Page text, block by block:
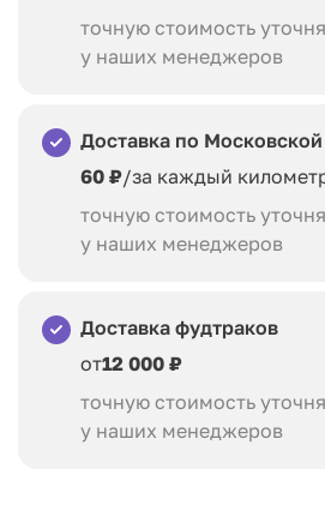
точную стоимость
у наших менеджеров
Доставка по
60 ₽/за каждый
точную стоимость
у наших менеджеров
Доставка фудтраков
от12 000 ₽
точную стоимость
у наших менеджеров